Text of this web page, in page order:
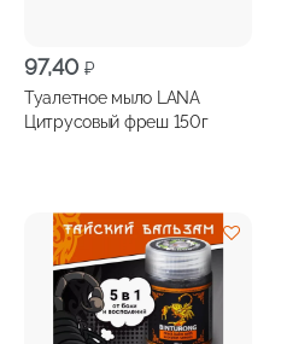
97,40 ₽
Туалетное мыло LANA
Цитрусовый фреш 150г